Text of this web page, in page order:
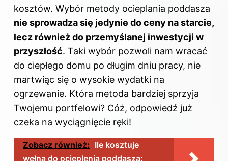
kosztów. Wybór metody ocieplania poddasza
nie sprowadza się jedynie do ceny na starcie,
lecz również do przemyślanej inwestycji w
przyszłość. Taki wybór pozwoli nam wracać
do ciepłego domu po długim dniu pracy, nie
martwiąc się o wysokie wydatki na
ogrzewanie. Która metoda bardziej sprzyja
Twojemu portfelowi? Cóż, odpowiedź już
czeka na wyciągnięcie ręki!
Zobacz również: Ile kosztuje
wełna do ocieplenia poddasza: